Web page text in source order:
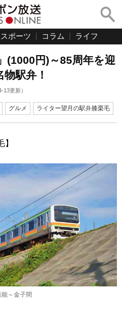
スポーツ コラム ライフ
(1000円)～85周年を迎
駅弁！
13更新）
グルメ ライター望月の駅弁膝栗毛
～金子間